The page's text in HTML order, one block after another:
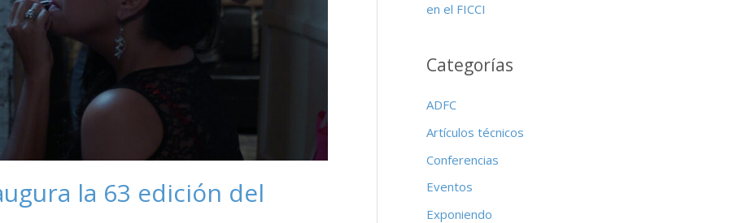
la 63 edición del
en el FICCI
Categorías
ADFC
Artículos técnicos
Conferencias
Eventos
Exponiendo